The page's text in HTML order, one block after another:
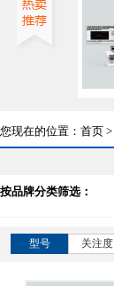
您现在的位置： 首页 >
按品牌分类筛选：
型号 关注度